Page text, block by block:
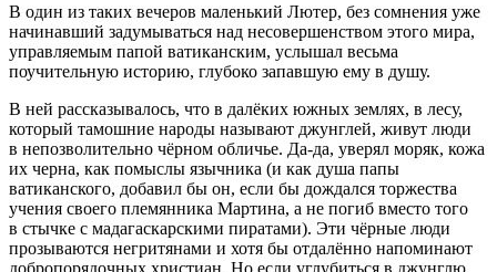
В один из таких вечеров маленький Лютер, без сомнения уже
начинавший задумываться над несовершенством этого мира,
управляемым папой ватиканским, услышал весьма
поучительную историю, глубоко запавшую ему в душу.
В ней рассказывалось, что в далёких южных землях, в лесу,
который тамошние народы называют джунглей, живут люди
в непозволительно чёрном обличье. Да-да, уверял моряк, кожа
их черна, как помыслы язычника (и как душа папы
ватиканского, добавил бы он, если бы дождался торжества
учения своего племянника Мартина, а не погиб вместо того
в стычке с мадагаскарскими пиратами). Эти чёрные люди
прозываются негритянами и хотя бы отдалённо напоминают
добропорядочных христиан. Но если углубиться в джунглю,